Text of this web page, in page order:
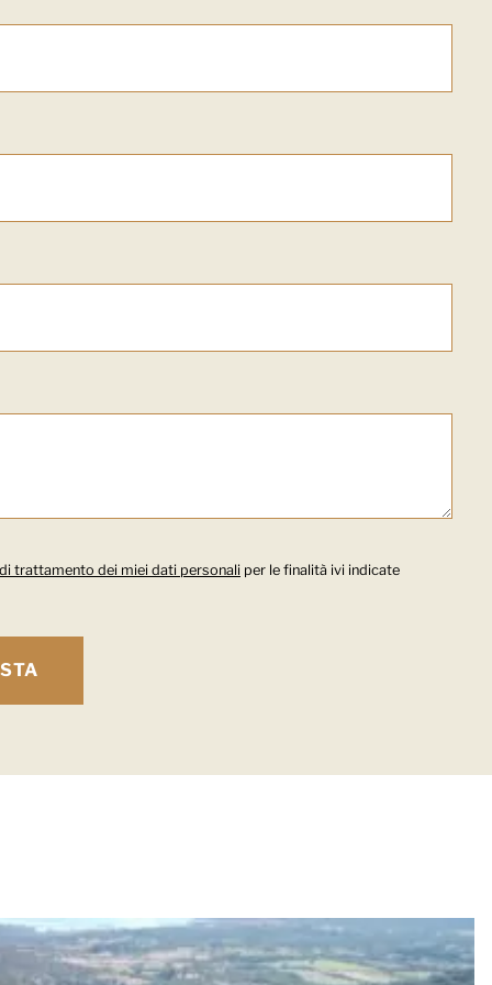
trattamento dei miei dati personali per le finalità ivi indicate